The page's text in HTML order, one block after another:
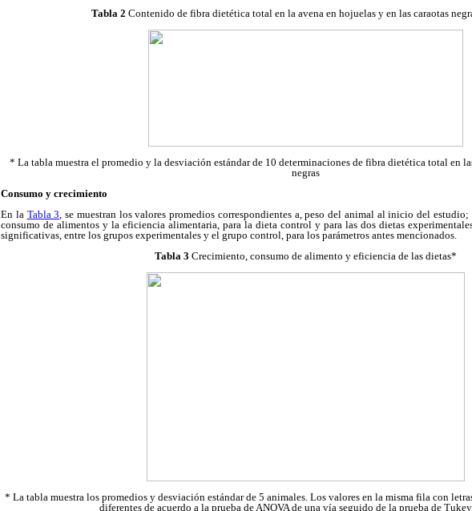
Tabla 2 Contenido de fibra dietética total en la avena en hojuelas y en las caraotas
* La tabla muestra el promedio y la desviación estándar de 10 determinaciones de fibra dietética total en
negras
Consumo y crecimiento
En la Tabla 3, se muestran los valores promedios correspondientes a, peso del animal al inicio del estudio;
consumo de alimentos y la eficiencia alimentaria, para la dieta control y para las dos dietas
significativas, entre los grupos experimentales y el grupo control, para los parámetros antes mencionados.
Tabla 3 Crecimiento, consumo de alimento y eficiencia de las dietas*
* La tabla muestra los promedios y desviación estándar de 5 animales. Los valores en la misma fila con
diferentes de acuerdo a la prueba de ANOVA de una vía seguido de la prueba de